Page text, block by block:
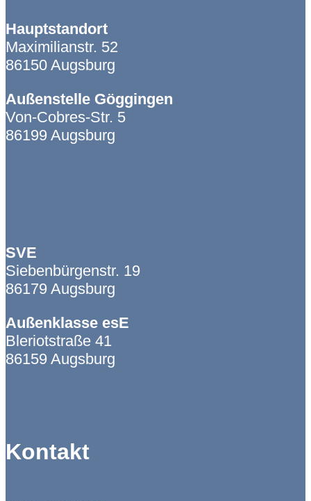
Hauptstandort
Maximilianstr. 52
86150 Augsburg
Außenstelle Göggingen
Von-Cobres-Str. 5
86199 Augsburg
SVE
Siebenbürgenstr. 19
86179 Augsburg
Außenklasse esE
Bleriotstraße 41
86159 Augsburg
Kontakt